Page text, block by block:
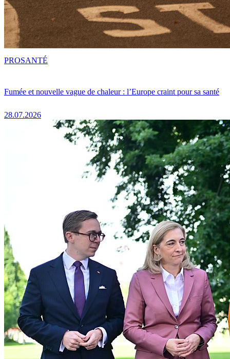
Fumée et nouvelle vague de chaleur : l’Europe craint pour sa santé
28.07.2026
PROSANTÉ